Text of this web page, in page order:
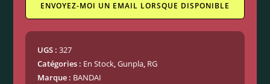
ENVOYEZ-MOI UN EMAIL LORSQUE DISPONIBLE
UGS :327
Catégories : En Stock,Gunpla, RG
Marque : BANDAI